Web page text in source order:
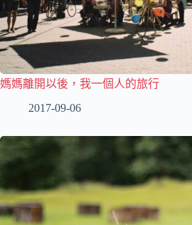
媽媽離開以後，我一個人的旅行
2017-09-06